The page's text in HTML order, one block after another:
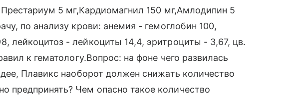
5 мг,Кардиомагнил 150 мг,Амлодипин 5
по анализу крови: анемия - гемоглобин 100,
лейкоцитоз - лейкоциты 14,4, эритроциты - 3,67, цв.
к гематологу.Вопрос: на фоне чего развилась
Плавикс наоборот должен снижать количество
предпринять? Чем опасно такое количество